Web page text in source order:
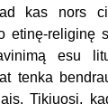
kas nors
etinę-religinę
esu
tenka
Tikiuosi,